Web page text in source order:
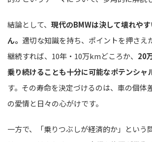
結論として、 現代のBMWは決して壊れや
ん。 適切な知識を持ち、ポイントを押さえ
継続すれば、10年・10万kmどころか、 20
乗り続けることも十分に可能なポテンシャ
す。その寿命を決定づけるのは、車の個体
の愛情と日々の心がけです。
一方で、「乗りつぶしが経済的か」という